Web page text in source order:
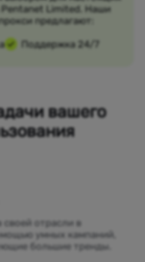
Limited. Наши
предлагают:
Поддержка 24/7
вашего
своей отрасли в
умных кампаний,
большие тренды.